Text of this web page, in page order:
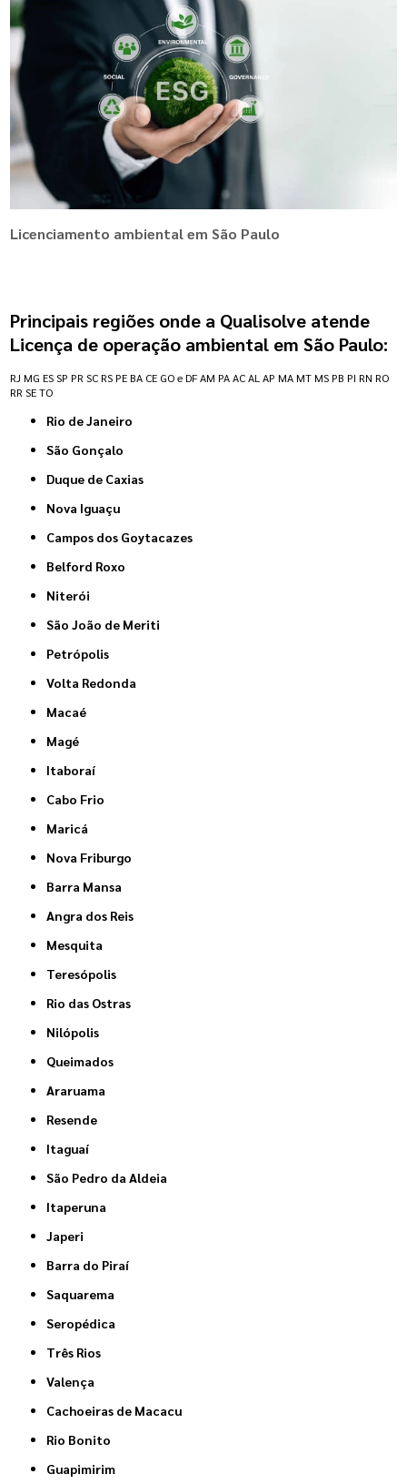
Licenciamento ambiental em São Paulo
Principais regiões onde a Qualisolve atende
Licença de operação ambiental em São Paulo:
RJ MG ES SP PR SC RS PE BA CE GO e DF AM PA AC AL AP MA MT MS PB PI RN RO
RR SE TO
Rio de Janeiro
São Gonçalo
Duque de Caxias
Nova Iguaçu
Campos dos Goytacazes
Belford Roxo
Niterói
São João de Meriti
Petrópolis
Volta Redonda
Macaé
Magé
Itaboraí
Cabo Frio
Maricá
Nova Friburgo
Barra Mansa
Angra dos Reis
Mesquita
Teresópolis
Rio das Ostras
Nilópolis
Queimados
Araruama
Resende
Itaguaí
São Pedro da Aldeia
Itaperuna
Japeri
Barra do Piraí
Saquarema
Seropédica
Três Rios
Valença
Cachoeiras de Macacu
Rio Bonito
Guapimirim